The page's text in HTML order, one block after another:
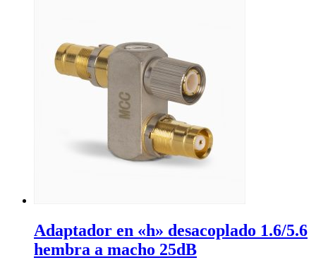
Adaptador en «h» desacoplado 1.6/5.6
hembra a macho 25dB